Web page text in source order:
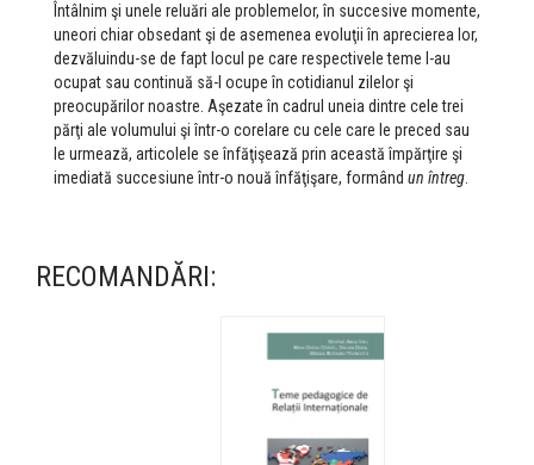
Întâlnim şi unele reluări ale problemelor, în succesive momente,
uneori chiar obsedant şi de asemenea evoluţii în aprecierea lor,
dezvăluindu-se de fapt locul pe care respectivele teme l-au
ocupat sau continuă să-l ocupe în cotidianul zilelor şi
preocupărilor noastre. Aşezate în cadrul uneia dintre cele trei
părţi ale volumului şi într-o corelare cu cele care le preced sau
le urmează, articolele se înfăţişează prin această împărţire şi
imediată succesiune într-o nouă înfăţişare, formând un întreg
RECOMANDĂRI: